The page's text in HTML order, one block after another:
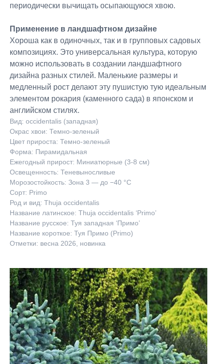
периодически вычищать осыпающуюся хвою.
Применение в ландшафтном дизайне
Хороша как в одиночных, так и в групповых садовых
композициях. Это универсальная культура, которую
можно использовать в создании ландшафтного
дизайна разных стилей. Маленькие размеры и
медленный рост делают эту пушистую тую идеальным
элементом рокария (каменного сада) в японском и
английском стилях.
Вид: occidentalis (западная)
Окрас хвои: Темно-зеленый
Цвет прироста: Темно-зеленый
Форма: Пирамидальная
Ежегодный прирост: Миниатюрные (3-8 см)
Освещенность: Теневыносливые
Морозостойкость: Зона 3 — до −40 °C
Сорт: Primo
Род и вид: Thuja occidentalis
Название латинское: Thuja occidentalis ‘Primo’
Название русское: Туя западная ‘Примо’
Название короткое: Туя Примо (Primo)
Отметки: весна 2026, новинка